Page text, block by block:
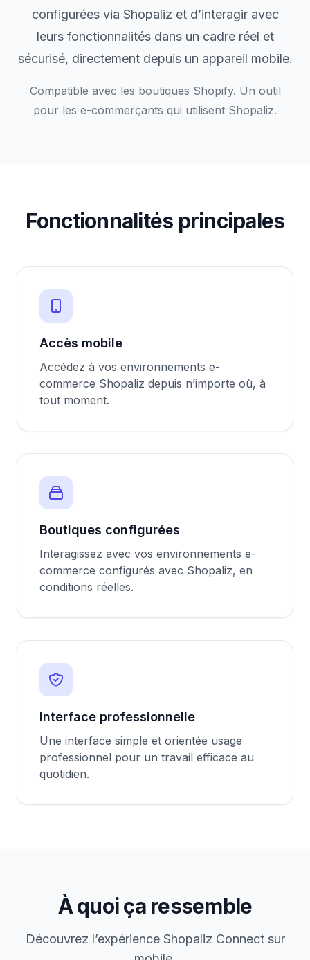
configurées via Shopaliz et d’interagir avec
leurs fonctionnalités dans un cadre réel et
sécurisé, directement depuis un appareil mobile.
Compatible avec les boutiques Shopify. Un outil
pour les e-commerçants qui utilisent Shopaliz.
Fonctionnalités principales
Accès mobile
Accédez à vos environnements e-
commerce Shopaliz depuis n’importe où, à
tout moment.
Boutiques configurées
Interagissez avec vos environnements e-
commerce configurés avec Shopaliz, en
conditions réelles.
Interface professionnelle
Une interface simple et orientée usage
professionnel pour un travail efficace au
quotidien.
À quoi ça ressemble
Découvrez l’expérience Shopaliz Connect sur